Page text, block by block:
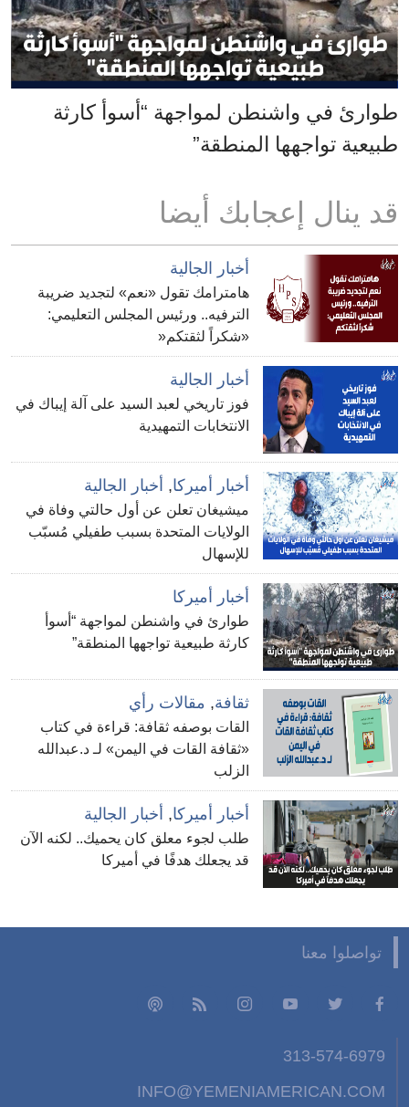
طوارئ في واشنطن لمواجهة “أسوأ كارثة
طبيعية تواجهها المنطقة”
قد ينال إعجابك أيضا
أخبار الجالية
هامترامك تقول «نعم» لتجديد ضريبة
الترفيه.. ورئيس المجلس التعليمي:
«شكراً لثقتكم«
أخبار الجالية
فوز تاريخي لعبد السيد على آلة إيباك في
الانتخابات التمهيدية
أخبار أميركا, أخبار الجالية
ميشيغان تعلن عن أول حالتي وفاة في
الولايات المتحدة بسبب طفيلي مُسبّب
للإسهال
أخبار أميركا
طوارئ في واشنطن لمواجهة “أسوأ
كارثة طبيعية تواجهها المنطقة”
ثقافة, مقالات رأي
القات بوصفه ثقافة: قراءة في كتاب
«ثقافة القات في اليمن» لـ د.عبدالله
الزلب
أخبار أميركا, أخبار الجالية
طلب لجوء معلق كان يحميك.. لكنه الآن
قد يجعلك هدفًا في أميركا
تواصلوا معنا
313-574-6979
INFO@YEMENIAMERICAN.COM